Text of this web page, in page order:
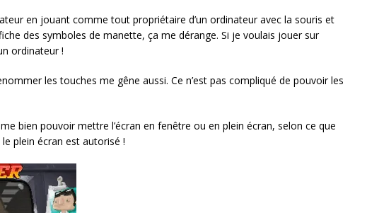
en jouant comme tout propriétaire d’un ordinateur avec la souris et
des symboles de manette, ça me dérange. Si je voulais jouer sur
ordinateur !
les touches me gêne aussi. Ce n’est pas compliqué de pouvoir les
bien pouvoir mettre l’écran en fenêtre ou en plein écran, selon ce que
plein écran est autorisé !